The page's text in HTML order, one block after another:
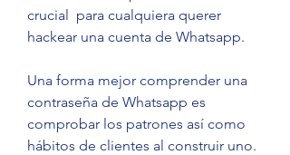
crucial  para cualquiera querer
hackear una cuenta de Whatsapp.
Una forma mejor comprender una
contraseña de Whatsapp es
comprobar los patrones así como
hábitos de clientes al construir uno.